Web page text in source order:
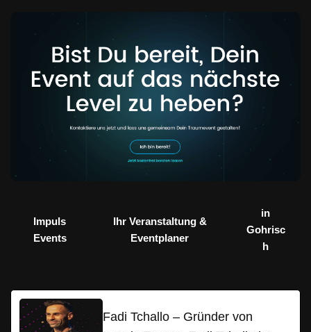
Impuls
Events
Ihr Veranstaltung &
Eventplaner
in
Gohrisc
h
Fadi Tchallo – Gründer von